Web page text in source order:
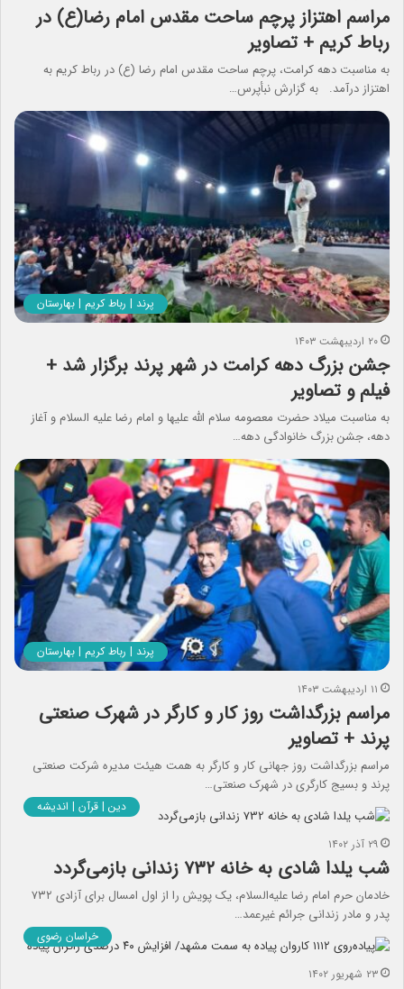
مراسم اهتزاز پرچم ساحت مقدس امام رضا(ع) در
رباط کریم + تصاویر
به مناسبت دهه کرامت، پرچم ساحت مقدس امام رضا (ع) در رباط کریم به
اهتزاز درآمد. به گزارش نبأپرس…
پرند | رباط کریم | بهارستان
۲۰ اردیبهشت ۱۴۰۳
جشن بزرگ دهه کرامت در شهر پرند برگزار شد +
فیلم و تصاویر
به مناسبت میلاد حضرت معصومه سلام الله علیها و امام رضا علیه السلام و آغاز
دهه، جشن بزرگ خانوادگی دهه…
پرند | رباط کریم | بهارستان
۱۱ اردیبهشت ۱۴۰۳
مراسم بزرگداشت روز کار و کارگر در شهرک صنعتی
پرند + تصاویر
مراسم بزرگداشت روز جهانی کار و کارگر به همت هیئت مدیره شرکت صنعتی
پرند و بسیج کارگری در شهرک صنعتی…
دین | قرآن | اندیشه
۲۹ آذر ۱۴۰۲
شب یلدا شادی به خانه ۷۳۲ زندانی بازمی‌گردد
خادمان حرم امام رضا علیه‌السلام، یک پویش را از اول امسال برای آزادی ۷۳۲
پدر و مادر زندانی جرائم غیرعمد…
خراسان رضوی
۲۳ شهریور ۱۴۰۲